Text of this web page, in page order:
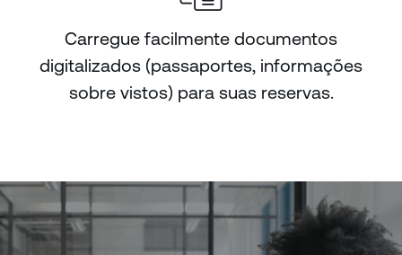
Carregue facilmente documentos
digitalizados (passaportes, informações
sobre vistos) para suas reservas.